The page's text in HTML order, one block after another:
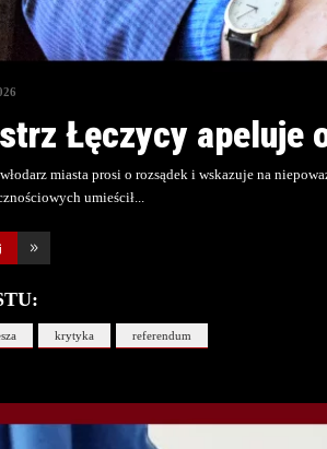
Łęczycy apeluje
miasta prosi o rozsądek i wskazuje na
umieścił
krytyka referendum